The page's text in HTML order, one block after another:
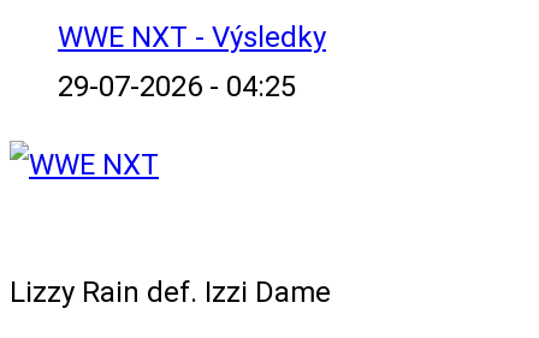
WWE NXT - Výsledky
29-07-2026 - 04:25
Lizzy Rain def. Izzi Dame